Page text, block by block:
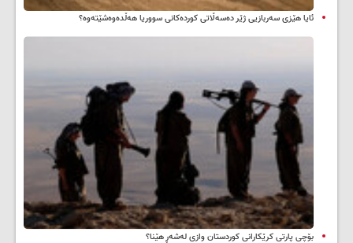
ئایا هێزی سەربازیی ژێر دەسەڵاتی کوردەکانی سووریا هەڵدەوەشێتەوە؟
بۆچی پارتی کرێکارانی کوردستان وازی لەشەڕ هێنا؟